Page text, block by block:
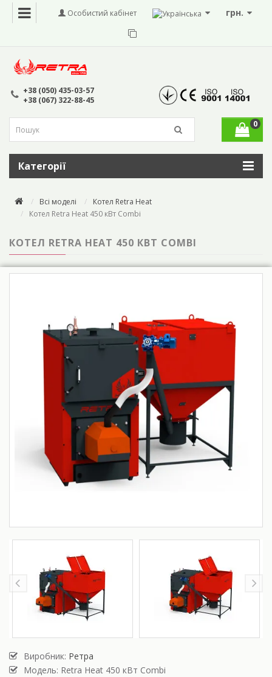
грн.
Особистий кабінет
+38 (050) 435-03-57
+38 (067) 322-88-45
0
Категорії
Всі моделі
Котел Retra Heat
Котел Retra Heat 450 кВт Combi
КОТЕЛ RETRA HEAT 450 КВТ COMBI
Виробник: Ретра
Модель: Retra Heat 450 кВт Combi